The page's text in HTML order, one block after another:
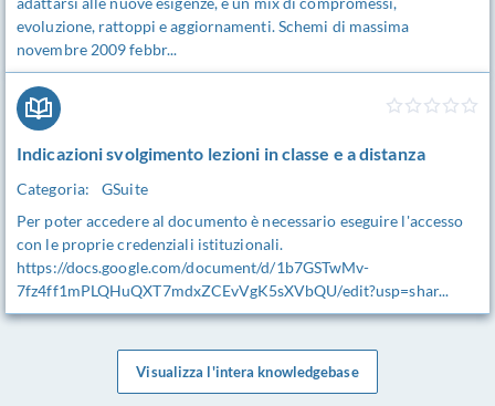
evoluzione, rattoppi e aggiornamenti. Schemi di massima
novembre 2009 febbr...
Indicazioni svolgimento lezioni in classe e a distanza
Categoria:
GSuite
Per poter accedere al documento è necessario eseguire l'accesso
con le proprie credenziali istituzionali.
https://docs.google.com/document/d/1b7GSTwMv-
7fz4ff1mPLQHuQXT7mdxZCEvVgK5sXVbQU/edit?usp=shar...
Visualizza l'intera knowledgebase